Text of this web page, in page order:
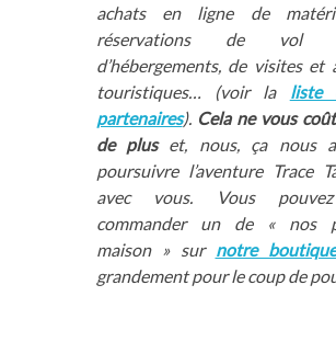
achats en ligne de
réservations de vol
d’hébergements, de visites et
touristiques… (voir la liste
partenaires). Cela ne vous
de pluset, nous, ça nous
poursuivre l’aventure Trace
avec vous. Vous
commander un de « nos
maison » sur notre boutique
grandement pour le coup de